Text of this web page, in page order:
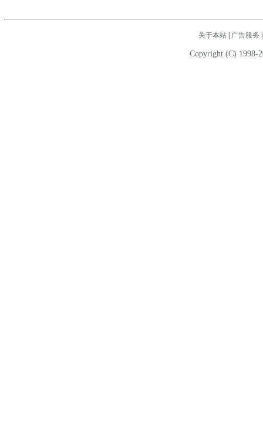
关于本站| 广告服务
Copyright (C) 1998-